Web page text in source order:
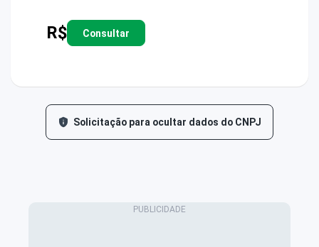
R$ Consultar
Solicitação para ocultar dados do CNPJ